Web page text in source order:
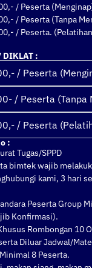
/ Peserta
/ Peserta (Tanpa
/ Peserta.
DIKLAT :
/ Peserta
/ Peserta (Tanpa
/ Peserta
:
Tugas/SPPD
bimtek wajib
kami, 3 hari
Peserta Group
Konfirmasi).
Rombongan 10
Diluar Jadwal/
8 Peserta.